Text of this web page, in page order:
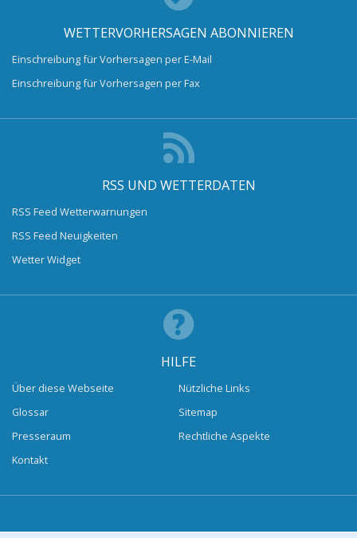
WETTERVORHERSAGEN ABONNIEREN
Einschreibung für Vorhersagen per E-Mail
Einschreibung für Vorhersagen per Fax
RSS UND WETTERDATEN
RSS Feed Wetterwarnungen
RSS Feed Neuigkeiten
Wetter Widget
HILFE
Über diese Webseite
Glossar
Presseraum
Kontakt
Nützliche Links
Sitemap
Rechtliche Aspekte